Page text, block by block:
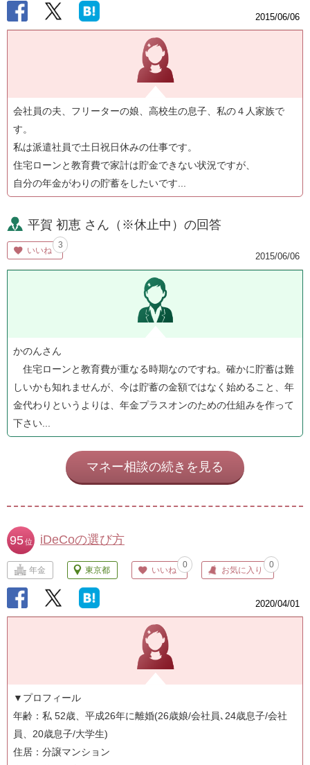
2015/06/06
会社員の夫、フリーターの娘、高校生の息子、私の４人家族で
す。
私は派遣社員で土日祝日休みの仕事です。
住宅ローンと教育費で家計は貯金できない状況ですが、
自分の年金がわりの貯蓄をしたいです...
平賀 初恵 さん（※休止中）の回答
いいね
3
2015/06/06
かのんさん
住宅ローンと教育費が重なる時期なのですね。確かに貯蓄は難
しいかも知れませんが、今は貯蓄の金額ではなく始めること、年
金代わりというよりは、年金プラスオンのための仕組みを作って
下さい...
マネー相談の続きを見る
iDeCoの選び方
95 位
年金 東京都 いいね
0
お気に入り
0
2020/04/01
▼プロフィール
年齢：私 52歳、平成26年に離婚(26歳娘/会社員､24歳息子/会社
員、20歳息子/大学生)
住居：分譲マンション